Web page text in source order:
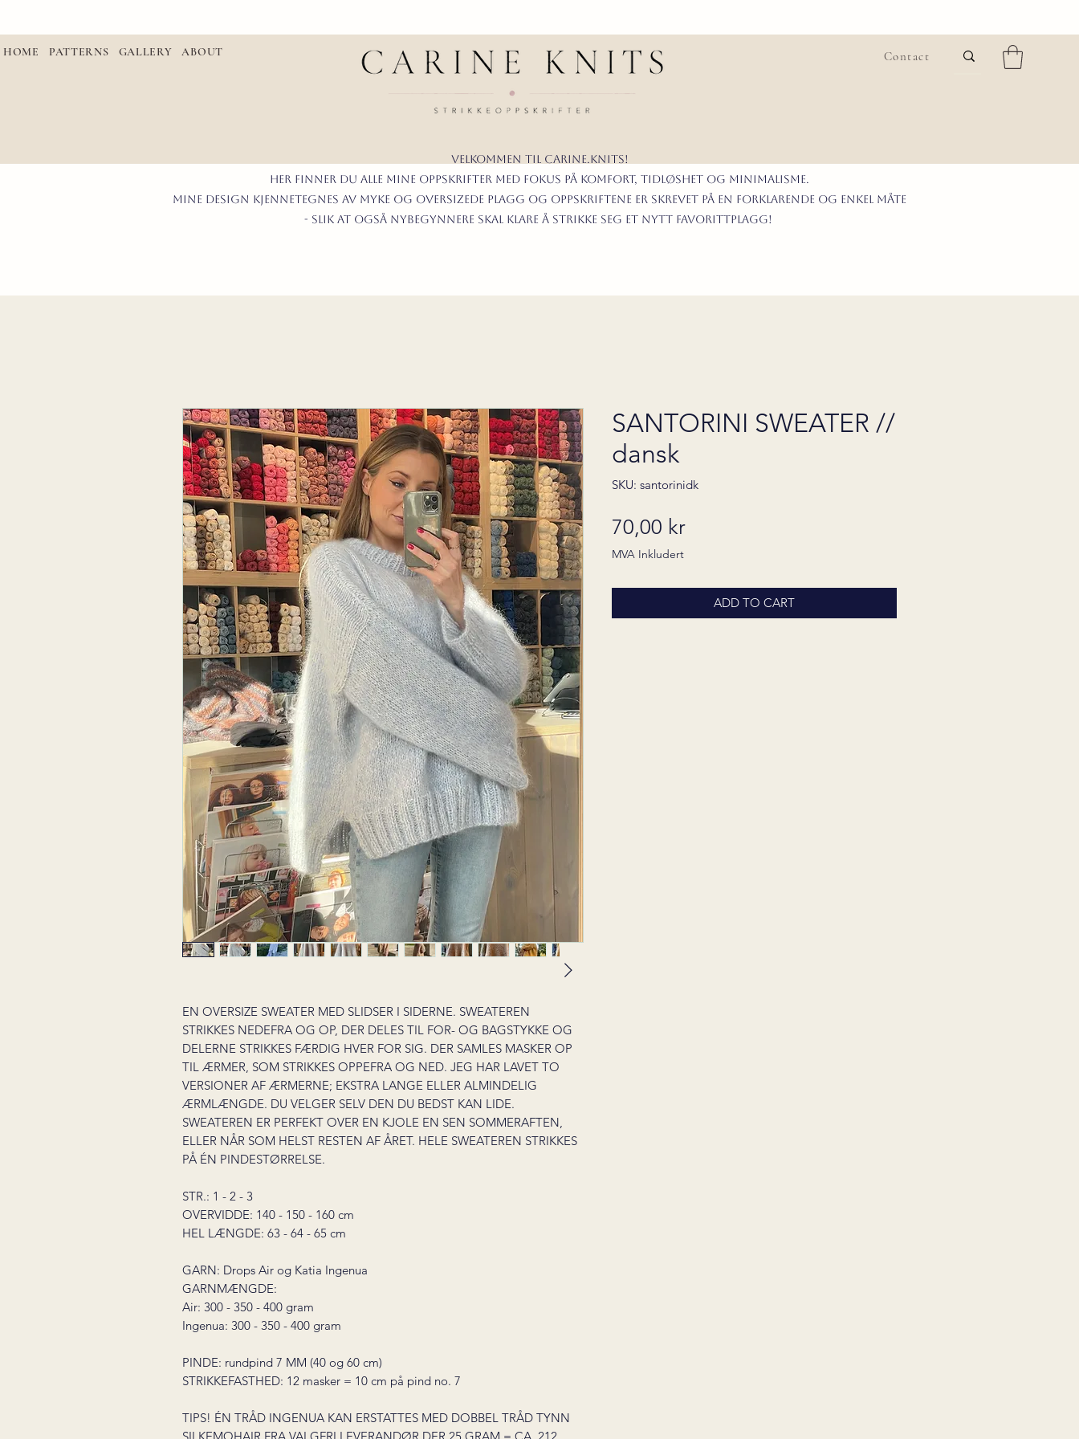
HOME PATTERNS GALLERY ABOUT Contact
Velkommen til carine.knits!
Her finner du alle mine oppskrifter MED FOKUS PÅ KOMFORT, TIDLØShet OG MINIMALISme.
mine design kjennetegnes av myke og oversizede plagg og oppskriftene er skrevet på en forklarende og enkel måte
- slik at også nybegynnere skal klare å strikke seg et nytt favorittplagg!
EN OVERSIZE SWEATER MED SLIDSER I SIDERNE. SWEATEREN
STRIKKES NEDEFRA OG OP, DER DELES TIL FOR- OG BAGSTYKKE OG
DELERNE STRIKKES FÆRDIG HVER FOR SIG. DER SAMLES MASKER OP
TIL ÆRMER, SOM STRIKKES OPPEFRA OG NED. JEG HAR LAVET TO
VERSIONER AF ÆRMERNE; EKSTRA LANGE ELLER ALMINDELIG
ÆRMLÆNGDE. DU VELGER SELV DEN DU BEDST KAN LIDE.
SWEATEREN ER PERFEKT OVER EN KJOLE EN SEN SOMMERAFTEN,
ELLER NÅR SOM HELST RESTEN AF ÅRET. HELE SWEATEREN STRIKKES
PÅ ÉN PINDESTØRRELSE.
STR.: 1 - 2 - 3
OVERVIDDE: 140 - 150 - 160 cm
HEL LÆNGDE: 63 - 64 - 65 cm
GARN: Drops Air og Katia Ingenua
GARNMÆNGDE:
Air: 300 - 350 - 400 gram
Ingenua: 300 - 350 - 400 gram
PINDE: rundpind 7 MM (40 og 60 cm)
STRIKKEFASTHED: 12 masker = 10 cm på pind no. 7
TIPS! ÉN TRÅD INGENUA KAN ERSTATTES MED DOBBEL TRÅD TYNN
SANTORINI SWEATER //
dansk
SKU: santorinidk
70,00 krPris
MVA Inkludert
ADD TO CART